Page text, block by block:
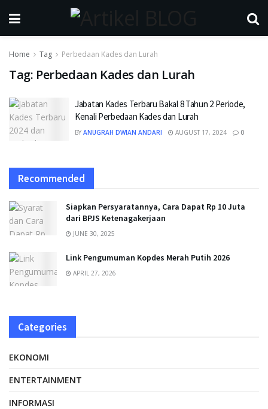
Home Tag Perbedaan Kades dan Lurah
Tag: Perbedaan Kades dan Lurah
Jabatan Kades Terbaru Bakal 8 Tahun 2 Periode,
Kenali Perbedaan Kades dan Lurah
BY ANUGRAH DWIAN ANDARI AUGUST 17, 2024 0
Recommended
Siapkan Persyaratannya, Cara Dapat Rp 10 Juta
dari BPJS Ketenagakerjaan
JUNE 30, 2025
Link Pengumuman Kopdes Merah Putih 2026
APRIL 27, 2026
Categories
EKONOMI
ENTERTAINMENT
INFORMASI